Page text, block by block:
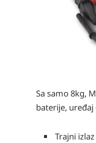
Sa samo 8kg,
baterije, uređaj
Trajni